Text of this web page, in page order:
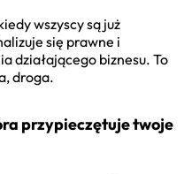
wszyscy są już
się prawne i
działającego biznesu. To
droga.
przypieczętuje twoje